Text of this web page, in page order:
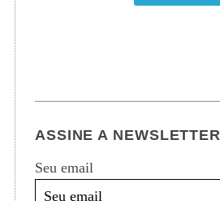
ASSINE A NEWSLETTER
Seu email